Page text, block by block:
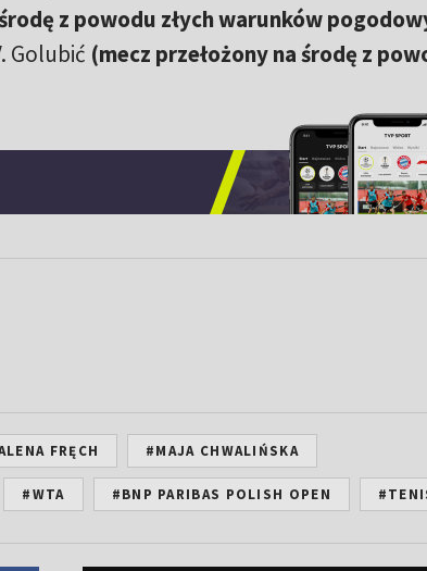
z powodu złych warunków
Golubić (mecz przełożony na środę z
FRĘCH #MAJA CHWALIŃSKA
#WTA #BNP PARIBAS POLISH OPEN